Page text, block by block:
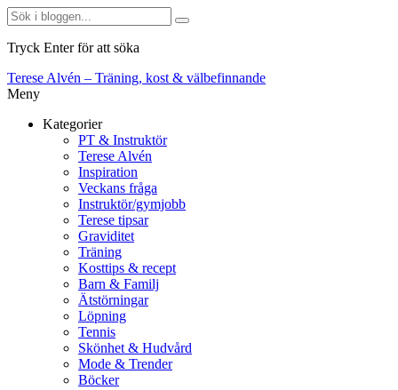
Tryck Enter för att söka
Terese Alvén – Träning, kost & välbefinnande
Meny
Kategorier
PT & Instruktör
Terese Alvén
Inspiration
Veckans fråga
Instruktör/gymjobb
Terese tipsar
Graviditet
Träning
Kosttips & recept
Barn & Familj
Ätstörningar
Löpning
Tennis
Skönhet & Hudvård
Mode & Trender
Böcker